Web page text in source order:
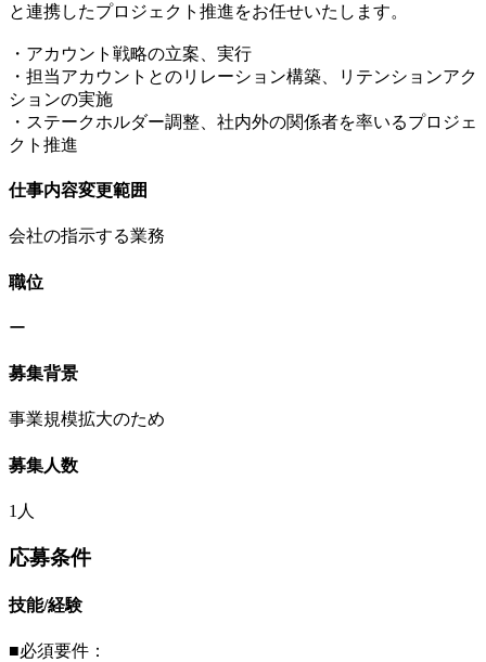
と連携したプロジェクト推進をお任せいたします。
・アカウント戦略の立案、実行
・担当アカウントとのリレーション構築、リテンションアク
ションの実施
・ステークホルダー調整、社内外の関係者を率いるプロジェ
クト推進
仕事内容変更範囲
会社の指示する業務
職位
ー
募集背景
事業規模拡大のため
募集人数
1人
応募条件
技能/経験
■必須要件：